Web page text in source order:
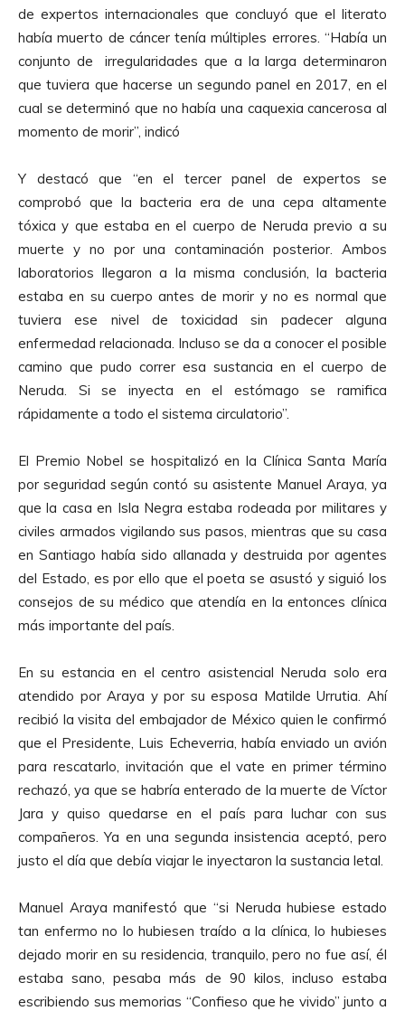
de expertos internacionales que concluyó que el literato
había muerto de cáncer tenía múltiples errores. “Había un
conjunto de irregularidades que a la larga determinaron
que tuviera que hacerse un segundo panel en 2017, en el
cual se determinó que no había una caquexia cancerosa al
momento de morir”, indicó
Y destacó que “en el tercer panel de expertos se
comprobó que la bacteria era de una cepa altamente
tóxica y que estaba en el cuerpo de Neruda previo a su
muerte y no por una contaminación posterior. Ambos
laboratorios llegaron a la misma conclusión, la bacteria
estaba en su cuerpo antes de morir y no es normal que
tuviera ese nivel de toxicidad sin padecer alguna
enfermedad relacionada. Incluso se da a conocer el posible
camino que pudo correr esa sustancia en el cuerpo de
Neruda. Si se inyecta en el estómago se ramifica
rápidamente a todo el sistema circulatorio”.
El Premio Nobel se hospitalizó en la Clínica Santa María
por seguridad según contó su asistente Manuel Araya, ya
que la casa en Isla Negra estaba rodeada por militares y
civiles armados vigilando sus pasos, mientras que su casa
en Santiago había sido allanada y destruida por agentes
del Estado, es por ello que el poeta se asustó y siguió los
consejos de su médico que atendía en la entonces clínica
más importante del país.
En su estancia en el centro asistencial Neruda solo era
atendido por Araya y por su esposa Matilde Urrutia. Ahí
recibió la visita del embajador de México quien le confirmó
que el Presidente, Luis Echeverria, había enviado un avión
para rescatarlo, invitación que el vate en primer término
rechazó, ya que se habría enterado de la muerte de Víctor
Jara y quiso quedarse en el país para luchar con sus
compañeros. Ya en una segunda insistencia aceptó, pero
justo el día que debía viajar le inyectaron la sustancia letal.
Manuel Araya manifestó que “si Neruda hubiese estado
tan enfermo no lo hubiesen traído a la clínica, lo hubieses
dejado morir en su residencia, tranquilo, pero no fue así, él
estaba sano, pesaba más de 90 kilos, incluso estaba
escribiendo sus memorias “Confieso que he vivido” junto a